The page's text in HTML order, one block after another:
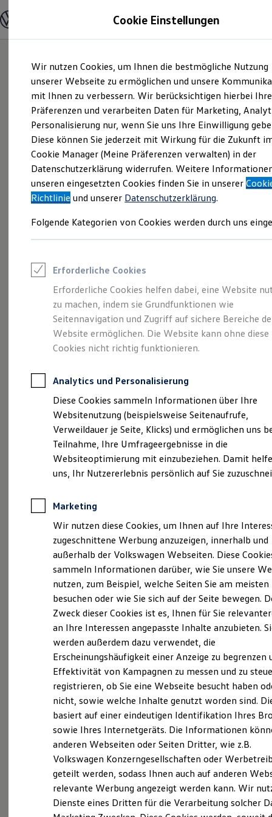
Hauptinhalt
springen
Footer
springen
Modelle und Konfigurator
Modelle vergleichen
Elektroautos
ENERGY Sondermodelle
Nutzfahrzeuge
SUV und CUV
Familienautos
Kombis
Kompaktwagen
Sportwagen
Schnell verfügbare Fahrzeuge
Angebote und Produkte
Aktuelle Angebote
E-Auto-Förderung
Volkswagen Marktplatz
Junge Gebrauchtwagen und Gebrauchtwagen
Saisonangebote
Leasing
Leasing-Angebote
Gebrauchtwagen Leasing
Junge Gebrauchtwagen-Leasing
Elektroauto Leasing
Kleinwagen-Leasing
Leasing ohne Anzahlung
Autokredit mit Schlussrate
Versicherungen und Garantien
Kfz-Versicherung
Restschuldversicherungen
Garantien
Wartungsverträge
Geschäftskunden
Professional Class bei Volkswagen
Großkunden
Behörden
Anpfiff zum Gewinn
Elektroautos
ID. Tutorials
Der neue ID. Polo
Der ID.4
Der ID.4 GTX
Der ID.5 GTX
Der ID.7 GTX
Der ID.7 Tourer
Der ID.7 GTX Tourer
Der neue ID. Cross
Elektrofahrzeugkonzepte
ID. EVERY1
Reichweite
Reichweite der ID. Modelle
Reichweite im Winter
Rekuperation
Laden unterwegs
Laden Zuhause
Ladestationen finden
Ladezeitensimulator
Batterie
Sicherheit
Garantie und Lebensdauer
Vollelektrisch.
Vielseitig. Und sehr
viel Platz. Der ID.4
Probefahrt vereinbaren
Fahrzeugangebot anfordern
Servicetermin buchen
Serviceanfrage stellen
Cookie Einstellungen
Wir nutzen Cookies, um Ihnen die bestmögliche Nutzung
unserer Webseite zu ermöglichen und unsere
mit Ihnen zu verbessern. Wir berücksichtigen hierbei Ihre
Präferenzen und verarbeiten Daten für Marketing,
Personalisierung nur, wenn Sie uns Ihre Einwilligung
Diese können Sie jederzeit mit Wirkung für die Zukunft
Cookie Manager (Meine Präferenzen verwalten) in der
Datenschutzerklärung widerrufen. Weitere
unseren eingesetzten Cookies finden Sie in unserer
Richtlinie und unserer Datenschutzerklärung.
Folgende Kategorien von Cookies werden durch uns
Erforderliche Cookies
Erforderliche Cookies helfen dabei, eine Website
zu machen, indem sie Grundfunktionen wie
Seitennavigation und Zugriff auf sichere Bereiche
Website ermöglichen. Die Website kann ohne diese
Cookies nicht richtig funktionieren.
Analytics und Personalisierung
Diese Cookies sammeln Informationen über Ihre
Websitenutzung (beispielsweise Seitenaufrufe,
Verweildauer je Seite, Klicks) und ermöglichen uns
Teilnahme, Ihre Umfrageergebnisse in die
Websiteoptimierung mit einzubeziehen. Damit
uns, Ihr Nutzererlebnis persönlich auf Sie
Marketing
Wir nutzen diese Cookies, um Ihnen auf Ihre
zugeschnittene Werbung anzuzeigen, innerhalb und
außerhalb der Volkswagen Webseiten. Diese
sammeln Informationen darüber, wie Sie unsere
nutzen, zum Beispiel, welche Seiten Sie am meisten
besuchen oder wie Sie sich auf der Seite bewegen.
Zweck dieser Cookies ist es, Ihnen für Sie
an Ihre Interessen angepasste Inhalte anzubieten.
werden außerdem dazu verwendet, die
Erscheinungshäufigkeit einer Anzeige zu begrenzen
Effektivität von Kampagnen zu messen und zu
registrieren, ob Sie eine Webseite besucht haben
nicht, sowie welche Inhalte genutzt worden sind.
basiert auf einer eindeutigen Identifikation Ihres
sowie Ihres Internetgeräts. Die Informationen
anderen Webseiten oder Seiten Dritter, wie z.B.
Volkswagen Konzerngesellschaften oder
geteilt werden, sodass Ihnen auch auf anderen
relevante Werbung angezeigt werden kann. Wir
Dienste eines Dritten für die Verarbeitung solcher